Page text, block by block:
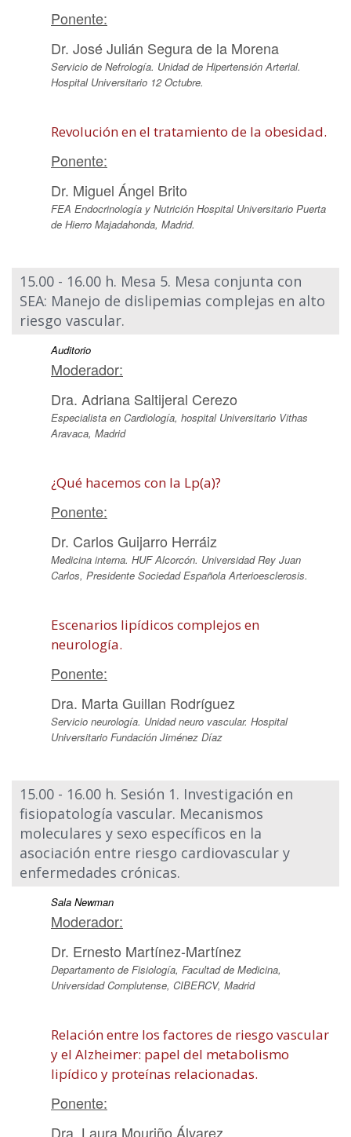
Ponente:
Dr. José Julián Segura de la Morena
Servicio de Nefrología. Unidad de Hipertensión Arterial.
Hospital Universitario 12 Octubre.
Revolución en el tratamiento de la obesidad.
Ponente:
Dr. Miguel Ángel Brito
FEA Endocrinología y Nutrición Hospital Universitario Puerta
de Hierro Majadahonda, Madrid.
15.00 - 16.00 h. Mesa 5. Mesa conjunta con
SEA: Manejo de dislipemias complejas en alto
riesgo vascular.
Auditorio
Moderador:
Dra. Adriana Saltijeral Cerezo
Especialista en Cardiología, hospital Universitario Vithas
Aravaca, Madrid
¿Qué hacemos con la Lp(a)?
Ponente:
Dr. Carlos Guijarro Herráiz
Medicina interna. HUF Alcorcón. Universidad Rey Juan
Carlos, Presidente Sociedad Española Arterioesclerosis.
Escenarios lipídicos complejos en
neurología.
Ponente:
Dra. Marta Guillan Rodríguez
Servicio neurología. Unidad neuro vascular. Hospital
Universitario Fundación Jiménez Díaz
15.00 - 16.00 h. Sesión 1. Investigación en
fisiopatología vascular. Mecanismos
moleculares y sexo específicos en la
asociación entre riesgo cardiovascular y
enfermedades crónicas.
Sala Newman
Moderador:
Dr. Ernesto Martínez-Martínez
Departamento de Fisiología, Facultad de Medicina,
Universidad Complutense, CIBERCV, Madrid
Relación entre los factores de riesgo vascular
y el Alzheimer: papel del metabolismo
lipídico y proteínas relacionadas.
Ponente:
Dra. Laura Mouriño Álvarez